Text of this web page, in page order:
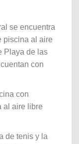
se encuentra
piscina al aire
Playa de las
con
con
al aire libre
de tenis y la